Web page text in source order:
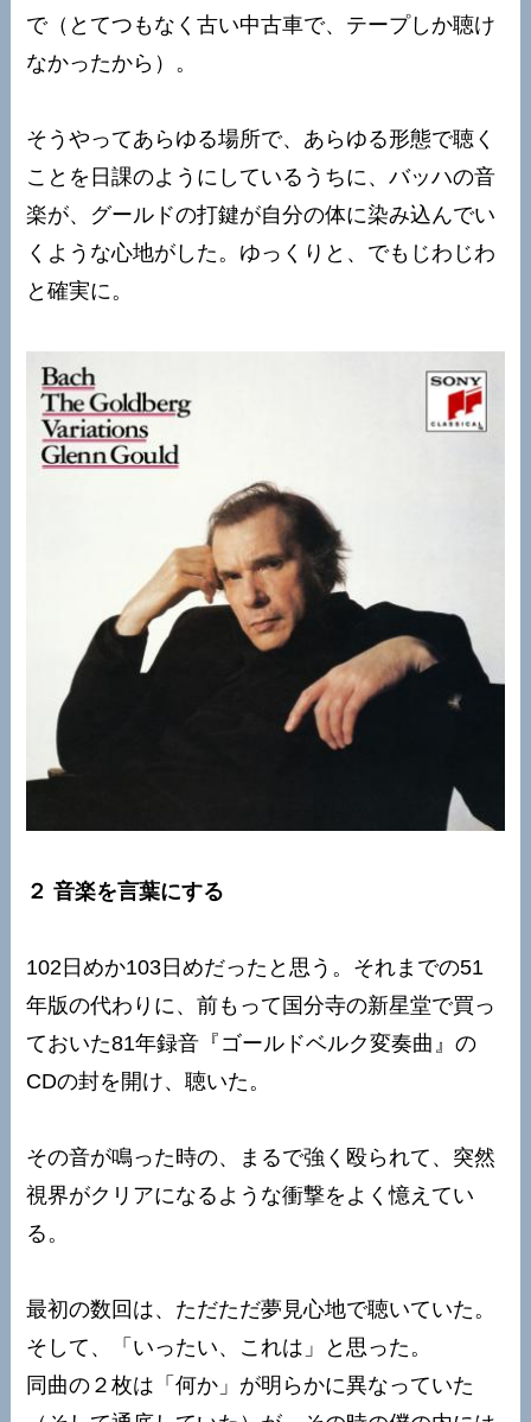
で（とてつもなく古い中古車で、テープしか聴け
なかったから）。
そうやってあらゆる場所で、あらゆる形態で聴く
ことを日課のようにしているうちに、バッハの音
楽が、グールドの打鍵が自分の体に染み込んでい
くような心地がした。ゆっくりと、でもじわじわ
と確実に。
２ 音楽を言葉にする
102日めか103日めだったと思う。それまでの51
年版の代わりに、前もって国分寺の新星堂で買っ
ておいた81年録音『ゴールドベルク変奏曲』の
CDの封を開け、聴いた。
その音が鳴った時の、まるで強く殴られて、突然
視界がクリアになるような衝撃をよく憶えてい
る。
最初の数回は、ただただ夢見心地で聴いていた。
そして、「いったい、これは」と思った。
同曲の２枚は「何か」が明らかに異なっていた